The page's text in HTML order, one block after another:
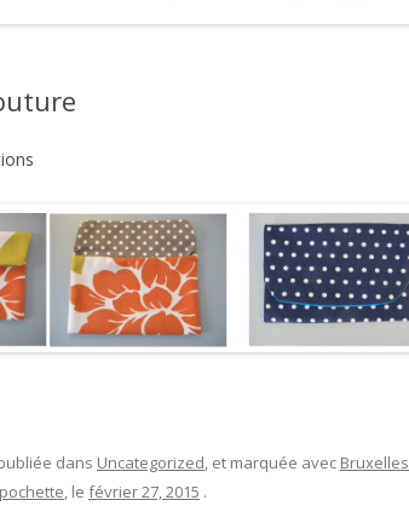
dans Uncategorized , et marquée avec Bruxelles
pochette , le février 27, 2015 .